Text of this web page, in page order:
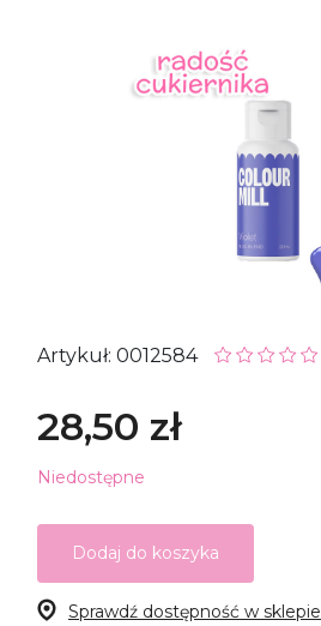
Artykuł: 0012584
28,50 zł
Niedostępne
Dodaj do koszyka
Sprawdź dostępność w sklepie